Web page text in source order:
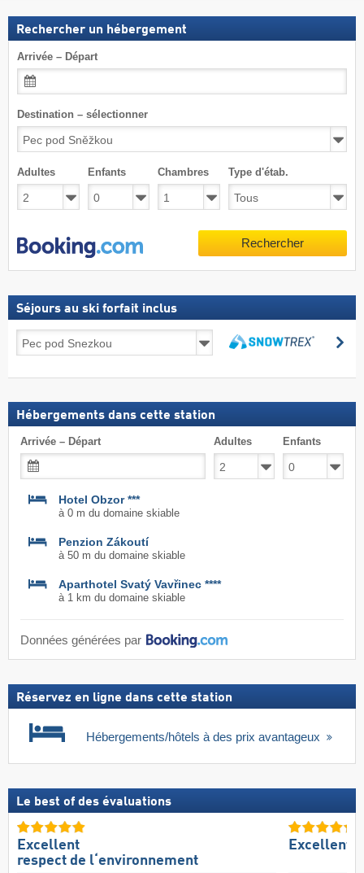
Rechercher un hébergement
Arrivée – Départ
Destination – sélectionner
Adultes Enfants Chambres Type d'étab.
Rechercher
Séjours au ski forfait inclus
au
forfait
Hébergements dans cette station
Arrivée – Départ Adultes Enfants
Hotel Obzor ***
à 0 m du domaine skiable
Penzion Zákoutí
à 50 m du domaine skiable
Aparthotel Svatý Vavřinec ****
à 1 km du domaine skiable
Données générées par
Réservez en ligne dans cette station
Hébergements/hôtels à des prix avantageux
Le best of des évaluations
Excellent
respect de l‘environnement
Excellent